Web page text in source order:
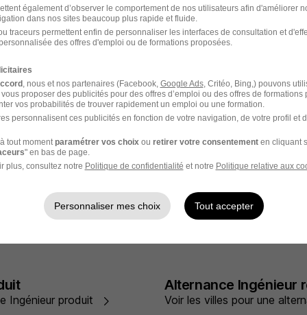
Ingénieur en optique
Alternance Ingénieur
Voir les villes pour une
Ingénieur hydrogéologue
Alternance Ingénieur
Voir les villes pour une
Ingénieur innovation
Alternance
Voir les villes pour une
physiques
mesures
Alternance Ingénieur
Voir les villes pour une
Ingénieur produit
Alternance Ingénieur
Voir les villes pour une
également d’observer le comportement de nos utilisateurs afin d'améliorer
dans nos sites beaucoup plus rapide et fluide.
traceurs permettent enfin de personnaliser les interfaces de consultation et
des offres d'emploi ou de formations proposées.
, nous et nos partenaires (Facebook, Google Ads, Critéo, Bing,) pouvons
proposer des publicités pour des offres d’emploi ou des offres de formations
vos probabilités de trouver rapidement un emploi ou une formation.
personnalisent ces publicités en fonction de votre navigation, de votre profil et
tout moment paramétrer vos choix ou retirer votre consentementen cliquant
" en bas de page.
plus, consultez notre Politique de confidentialité et notre Politique relative aux
Personnaliser mes choix Tout accepter